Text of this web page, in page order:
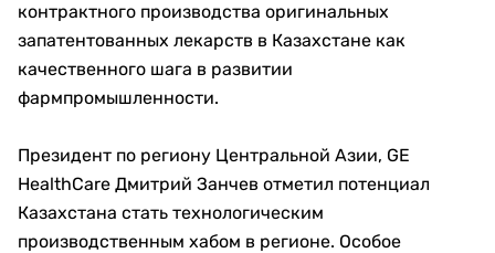
контрактного производства оригинальных
запатентованных лекарств в Казахстане как
качественного шага в развитии
фармпромышленности.
Президент по региону Центральной Азии, GE
HealthCare Дмитрий Занчев отметил потенциал
Казахстана стать технологическим
производственным хабом в регионе. Особое